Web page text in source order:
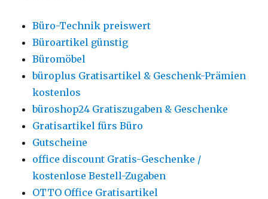
Büro-Technik preiswert
Büroartikel günstig
Büromöbel
büroplus Gratisartikel & Geschenk-Prämien
kostenlos
büroshop24 Gratiszugaben & Geschenke
Gratisartikel fürs Büro
Gutscheine
office discount Gratis-Geschenke /
kostenlose Bestell-Zugaben
OTTO Office Gratisartikel